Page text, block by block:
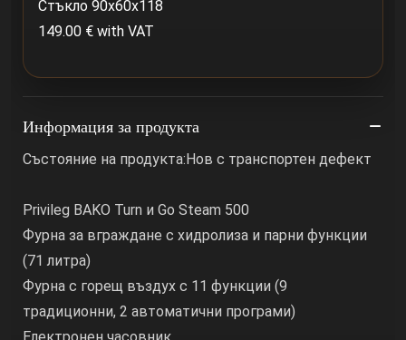
Стъкло 90x60x118
149.00 € with VAT
Информация за продукта
Състояние на продукта:Нов с транспортен дефект
Privileg BAKO Turn и Go Steam 500
Фурна за вграждане с хидролиза и парни функции
(71 литра)
Фурна с горещ въздух с 11 функции (9
традиционни, 2 автоматични програми)